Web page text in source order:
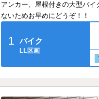
アンカー、屋根付きの大型バ
ないためお早めにどうぞ！！
1 バイク
LL区画